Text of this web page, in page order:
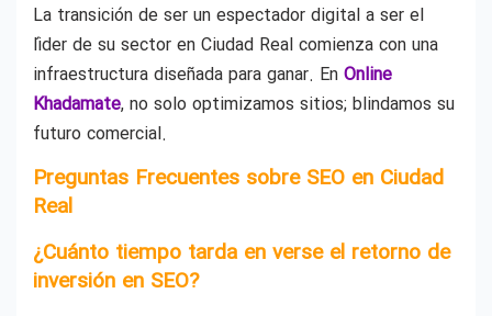
La transición de ser un espectador digital a ser el
líder de su sector en Ciudad Real comienza con una
infraestructura diseñada para ganar. En Online
Khadamate, no solo optimizamos sitios; blindamos su
futuro comercial.
Preguntas Frecuentes sobre SEO en Ciudad
Real
¿Cuánto tiempo tarda en verse el retorno de
inversión en SEO?